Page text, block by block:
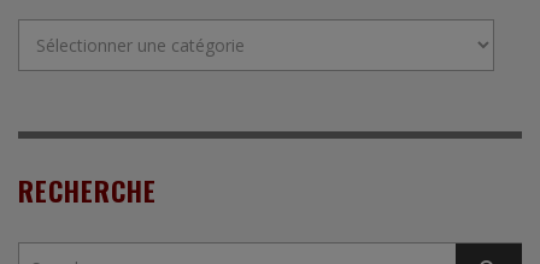
RECHERCHE